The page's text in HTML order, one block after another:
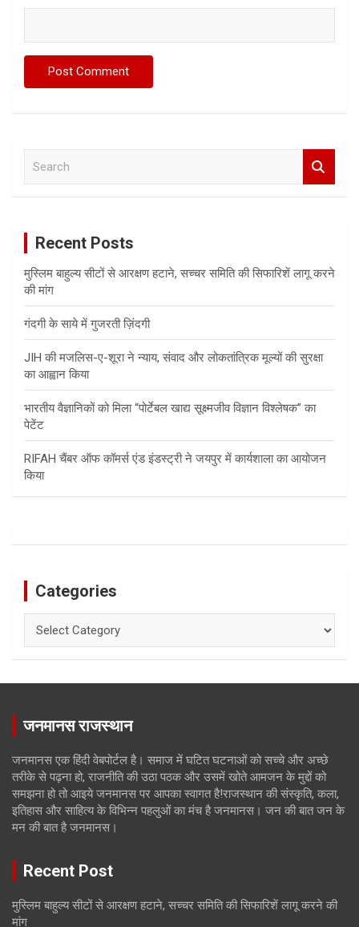
Recent Posts
मुस्लिम बाहुल्य सीटों से आरक्षण हटाने, सच्चर समिति की सिफारिशें लागू करने
की मांग
गंदगी के साये में गुजरती ज़िंदगी
JIH की मजलिस-ए-शूरा ने न्याय, संवाद और लोकतांत्रिक मूल्यों की सुरक्षा
का आह्वान किया
भारतीय वैज्ञानिकों को मिला “पोर्टेबल खाद्य सूक्ष्मजीव विज्ञान विश्लेषक” का
पेटेंट
RIFAH चैंबर ऑफ कॉमर्स एंड इंडस्ट्री ने जयपुर में कार्यशाला का आयोजन
किया
Categories
जनमानस राजस्थान
जनमानस एक हिंदी वेबपोर्टल है। समाज में घटित घटनाओं को सच्चे और अच्छे
तरीके से पढ़ना हो, राजनीति की उठा पठक और उसमें खोते आमजन के मुद्दों को
समझना हो तो आइये जनमानस पर आपका स्वागत है!राजस्थान की संस्कृति, कला,
इतिहास और साहित्य के विभिन्न पहलुओं का मंच है जनमानस। जन की बात जन के
मन की बात है जनमानस।
Recent Post
मुस्लिम बाहुल्य सीटों से आरक्षण हटाने, सच्चर समिति की सिफारिशें लागू करने की
मांग